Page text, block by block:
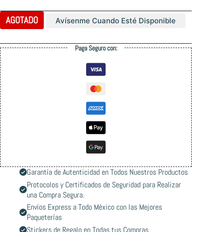
AGOTADO Avísenme Cuando Esté Disponible
Paga Seguro con:
Garantía de Autenticidad en Todos Nuestros Productos
Protocolos y Certificados de Seguridad para Realizar
una Compra Segura.
Envíos Express a Todo México con las Mejores
Paqueterías
Stickers de Regalo en Todas tus Compras